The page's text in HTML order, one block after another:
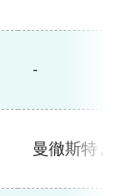
-
曼徹斯特 , 英